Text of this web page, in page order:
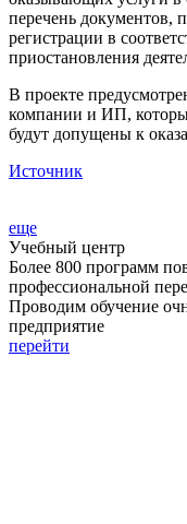
перечень документов,
регистрации в
приостановления
В проекте
компании и ИП,
будут допущены к
Источник
еще
Учебный центр
Более 800 программ
профессиональной
Проводим обучение
предприятие
перейти